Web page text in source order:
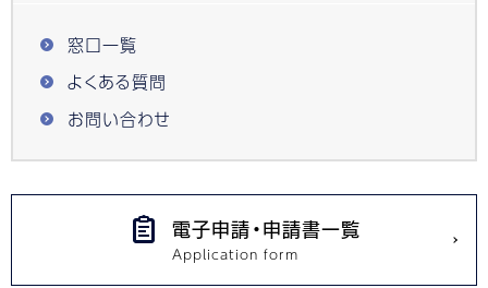
窓口一覧
よくある質問
お問い合わせ
電子申請・申請書一覧